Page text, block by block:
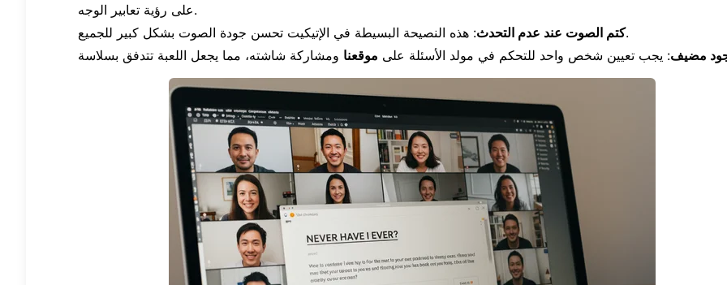
على رؤية تعابير الوجه.
كتم الصوت عند عدم التحدث: هذه النصيحة البسيطة في الإتيكيت تحسن جودة الصوت بشكل كبير للجميع.
مضيف: يجب تعيين شخص واحد للتحكم في مولد الأسئلة على موقعنا